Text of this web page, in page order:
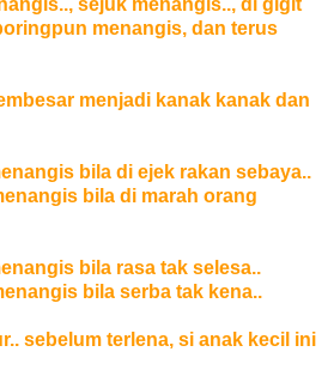
sejuk menangis.., di gigit
menangis, dan terus
menjadi kanak kanak dan
bila di ejek rakan sebaya..
bila di marah orang
bila rasa tak selesa..
bila serba tak kena..
sebelum terlena, si anak kecil ini